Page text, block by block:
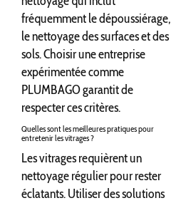
fréquemment le dépoussiérage,
le nettoyage des surfaces et des
sols. Choisir une entreprise
expérimentée comme
PLUMBAGO garantit de
respecter ces critères.
Quelles sont les meilleures pratiques pour
entretenir les vitrages ?
Les vitrages requièrent un
nettoyage régulier pour rester
éclatants. Utiliser des solutions